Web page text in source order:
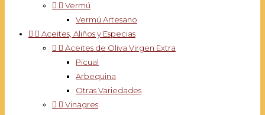
  Vermú
Vermú Artesano
  Aceites, Aliños y Especias
  Aceites de Oliva Virgen Extra
Picual
Arbequina
Otras Variedades
  Vinagres